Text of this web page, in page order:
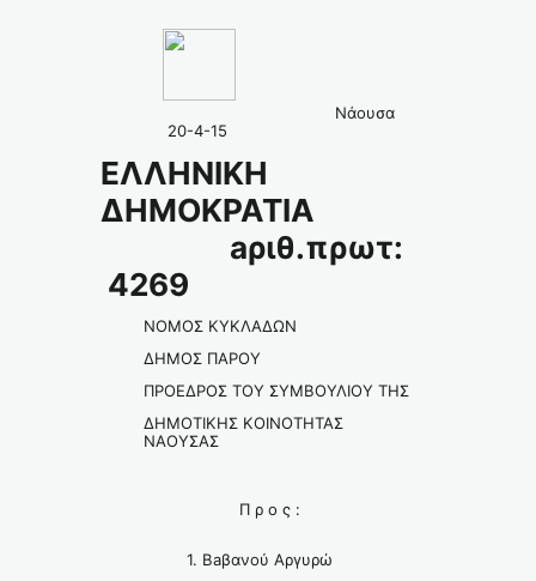
Nάουσα
20-4-15
ΕΛΛΗΝΙΚΗ
ΔΗΜΟΚΡΑΤΙΑ
aριθ.πρωτ:
4269
ΝΟΜΟΣ ΚΥΚΛΑΔΩΝ
ΔΗΜΟΣ ΠΑΡΟΥ
ΠΡΟΕΔΡΟΣ ΤΟΥ ΣΥΜΒΟΥΛΙΟΥ ΤΗΣ
ΔΗΜΟΤΙΚΗΣ ΚΟΙΝΟΤΗΤΑΣ
ΝΑΟΥΣΑΣ
Π ρ ο ς :
1. Baβανού Αργυρώ